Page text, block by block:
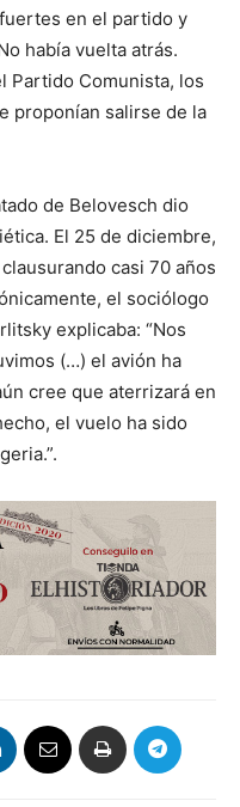
en el partido y
había vuelta atrás.
Partido Comunista, los
proponían salirse de la
de Belovesch dio
El 25 de diciembre,
casi 70 años
el sociólogo
explicaba: “Nos
(…) el avión ha
cree que aterrizará en
el vuelo ha sido